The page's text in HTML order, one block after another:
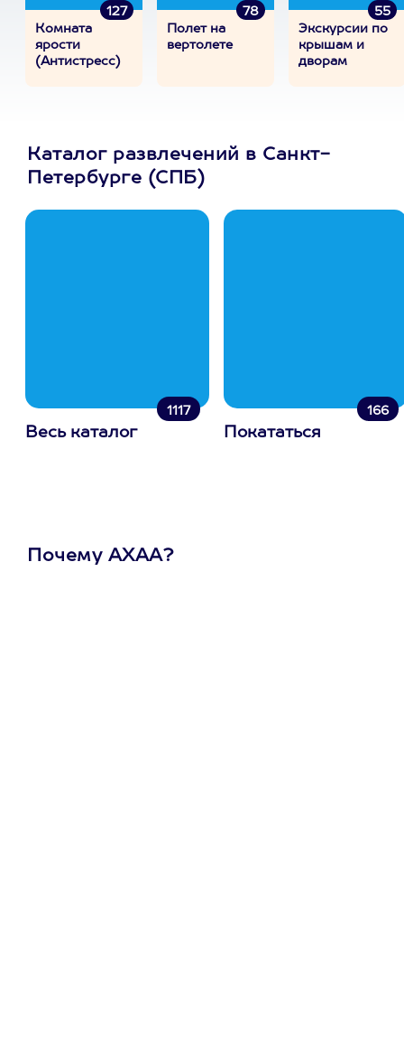
127
Комната
ярости
(Антистресс)
78
Полет на
вертолете
55
Экскурсии по
крышам и
дворам
Каталог развлечений в Санкт-
Петербурге (СПБ)
1117
Весь каталог
166
Покататься
Почему АХАА?